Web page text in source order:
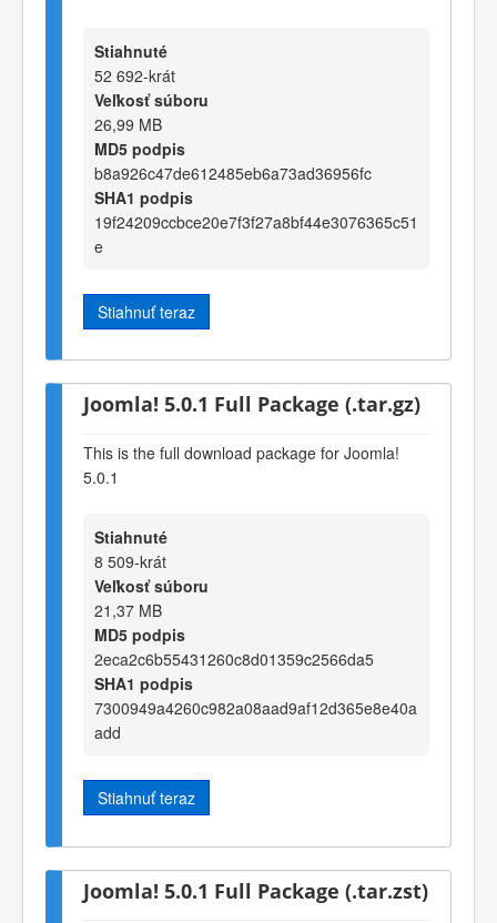
Stiahnuté
52 692-krát
Veľkosť súboru
26,99 MB
MD5 podpis
b8a926c47de612485eb6a73ad36956fc
SHA1 podpis
19f24209ccbce20e7f3f27a8bf44e3076365c51
e
Stiahnuť teraz
Joomla! 5.0.1 Full Package (.tar.gz)
This is the full download package for Joomla!
5.0.1
Stiahnuté
8 509-krát
Veľkosť súboru
21,37 MB
MD5 podpis
2eca2c6b55431260c8d01359c2566da5
SHA1 podpis
7300949a4260c982a08aad9af12d365e8e40a
add
Stiahnuť teraz
Joomla! 5.0.1 Full Package (.tar.zst)